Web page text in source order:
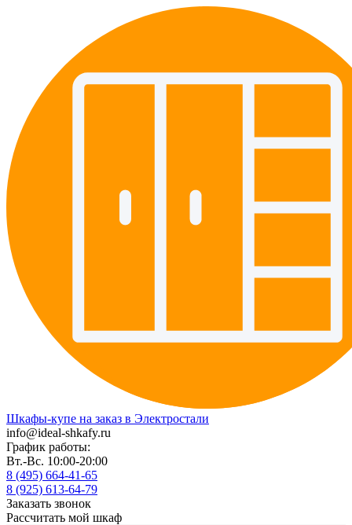
Шкафы-купе на заказ в Электростали
info@ideal-shkafy.ru
График работы:
Вт.-Вс. 10:00-20:00
8 (495) 664-41-65
8 (925) 613-64-79
Заказать звонок
Рассчитать мой шкаф